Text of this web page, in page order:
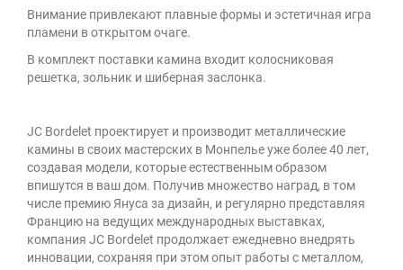
Внимание привлекают плавные формы и эстетичная игра
пламени в открытом очаге.
В комплект поставки камина входит колосниковая
решетка, зольник и шиберная заслонка.
JC Bordelet проектирует и производит металлические
камины в своих мастерских в Монпелье уже более 40 лет,
создавая модели, которые естественным образом
впишутся в ваш дом. Получив множество наград, в том
числе премию Януса за дизайн, и регулярно представляя
Францию на ведущих международных выставках,
компания JC Bordelet продолжает ежедневно внедрять
инновации, сохраняя при этом опыт работы с металлом,